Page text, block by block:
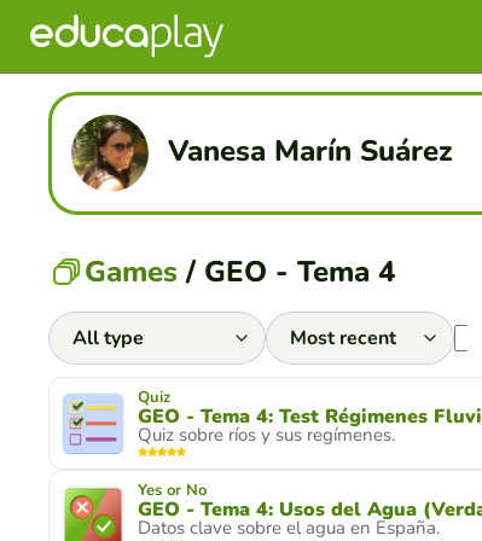
Vanesa Marín Suárez
Games/ GEO - Tema 4
Quiz
GEO - Tema 4: Test Régimenes
Quiz sobre ríos y sus regímenes.
Yes or No
GEO - Tema 4: Usos del Agua
Datos clave sobre el agua en España.